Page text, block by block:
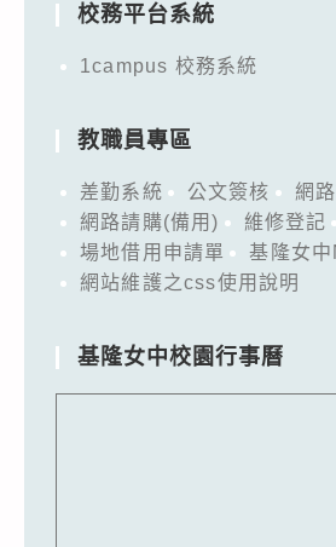
校務平台系統
1campus 校務系統
教職員專區
差勤系統 公文簽核
網
網路請購(備用)
維修登記
場地借用申請單
基隆女
網站維護之css使用說明
基隆女中校園行事曆